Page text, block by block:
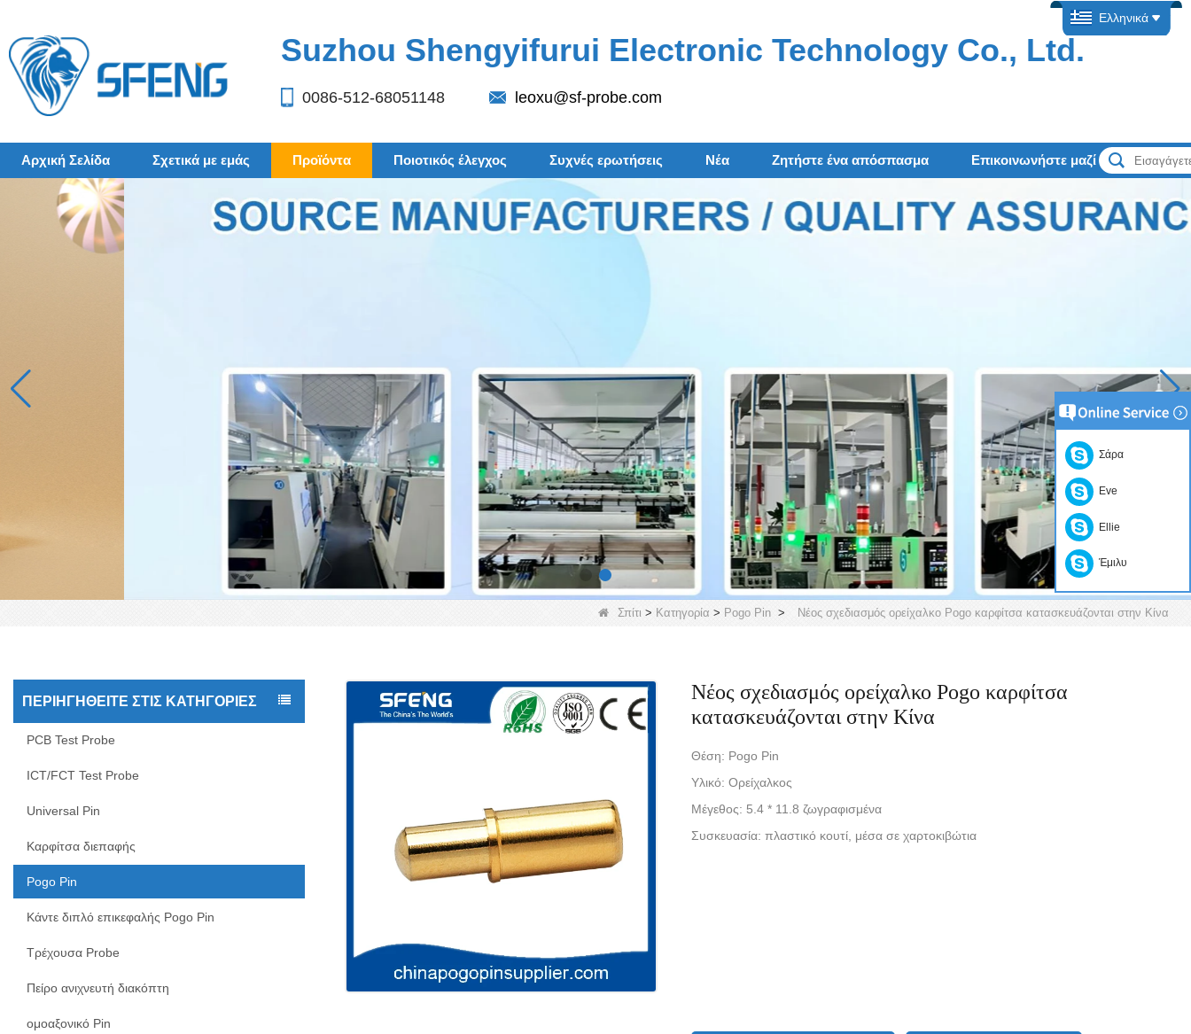
Suzhou Shengyifurui Electronic Technology Co., Ltd.
0086-512-68051148 leoxu@sf-probe.com
Ελληνικά
Αρχική Σελίδα Σχετικά με εμάς Προϊόντα Ποιοτικός έλεγχος Συχνές ερωτήσεις Νέα Ζητήστε ένα απόσπασμα Επικοινωνήστε μαζί μας
Σπίτι > Κατηγορία > Pogo Pin > Νέος σχεδιασμός ορείχαλκο Pogo καρφίτσα κατασκευάζονται στην Κίνα
ΠΕΡΙΗΓΗΘΕΊΤΕ ΣΤΙΣ ΚΑΤΗΓΟΡΊΕΣ
PCB Test Probe
ICT/FCT Test Probe
Universal Pin
Καρφίτσα διεπαφής
Pogo Pin
Κάντε διπλό επικεφαλής Pogo Pin
Τρέχουσα Probe
Πείρο ανιχνευτή διακόπτη
ομοαξονικό Pin
Νέος σχεδιασμός ορείχαλκο Pogo καρφίτσα
κατασκευάζονται στην Κίνα
Θέση: Pogo Pin
Υλικό: Ορείχαλκος
Μέγεθος: 5.4 * 11.8 ζωγραφισμένα
Συσκευασία: πλαστικό κουτί, μέσα σε χαρτοκιβώτια
Σάρα
Eve
Ellie
Έμιλυ